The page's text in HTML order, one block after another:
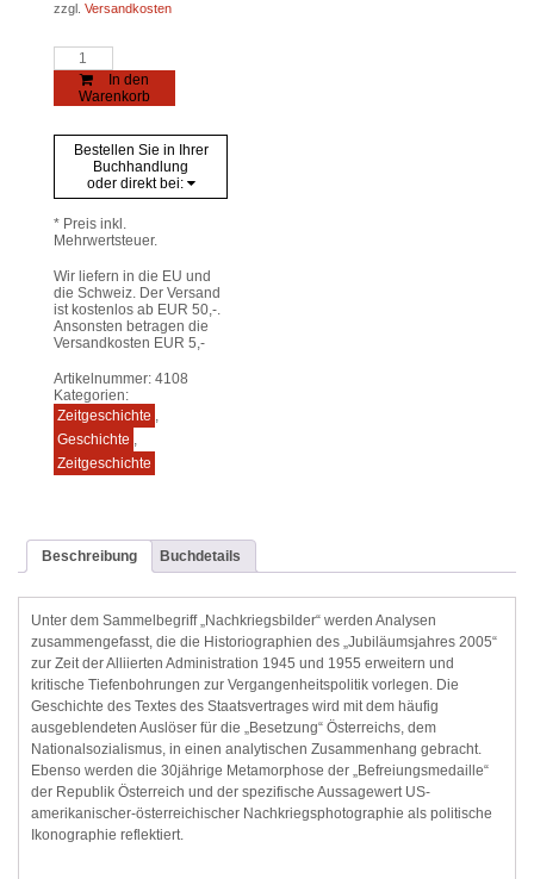
zzgl. Versandkosten
Nachkriegsbilder
Menge
In den
Warenkorb
Bestellen Sie in Ihrer
Buchhandlung
oder direkt bei:
* Preis inkl.
Mehrwertsteuer.
Wir liefern in die EU und
die Schweiz. Der Versand
ist kostenlos ab EUR 50,-.
Ansonsten betragen die
Versandkosten EUR 5,-
Artikelnummer: 4108
Kategorien:
Zeitgeschichte ,
Geschichte ,
Zeitgeschichte
Beschreibung Buchdetails
Unter dem Sammelbegriff „Nachkriegsbilder“ werden Analysen
zusammengefasst, die die Historiographien des „Jubiläumsjahres 2005“
zur Zeit der Alliierten Administration 1945 und 1955 erweitern und
kritische Tiefenbohrungen zur Vergangenheitspolitik vorlegen. Die
Geschichte des Textes des Staatsvertrages wird mit dem häufig
ausgeblendeten Auslöser für die „Besetzung“ Österreichs, dem
Nationalsozialismus, in einen analytischen Zusammenhang gebracht.
Ebenso werden die 30jährige Metamorphose der „Befreiungsmedaille“
der Republik Österreich und der spezifische Aussagewert US-
amerikanischer-österreichischer Nachkriegsphotographie als politische
Ikonographie reflektiert.